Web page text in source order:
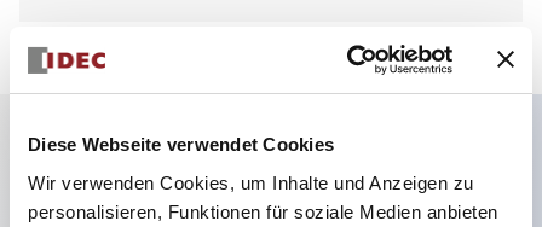
Diese Webseite verwendet Cookies
Wir verwenden Cookies, um Inhalte und Anzeigen zu
personalisieren, Funktionen für soziale Medien anbieten
Hauptmerkmale